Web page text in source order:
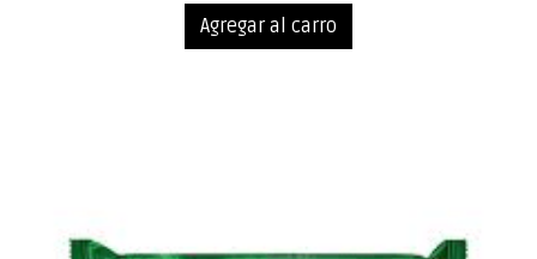
Agregar al carro